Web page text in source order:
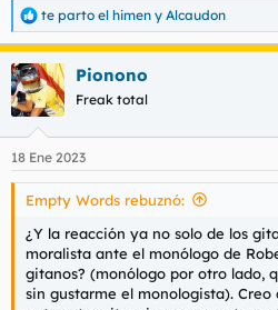
R
e
c
c
i
e
s
te parto el himen y Alcaudon
Pionono
Freak total
18 Ene 2023
Empty Words rebuznó:
¿Y la reacción ya no solo de los
moralista ante el monólogo de
gitanos? (monólogo por otro lado,
sin gustarme el monologista).